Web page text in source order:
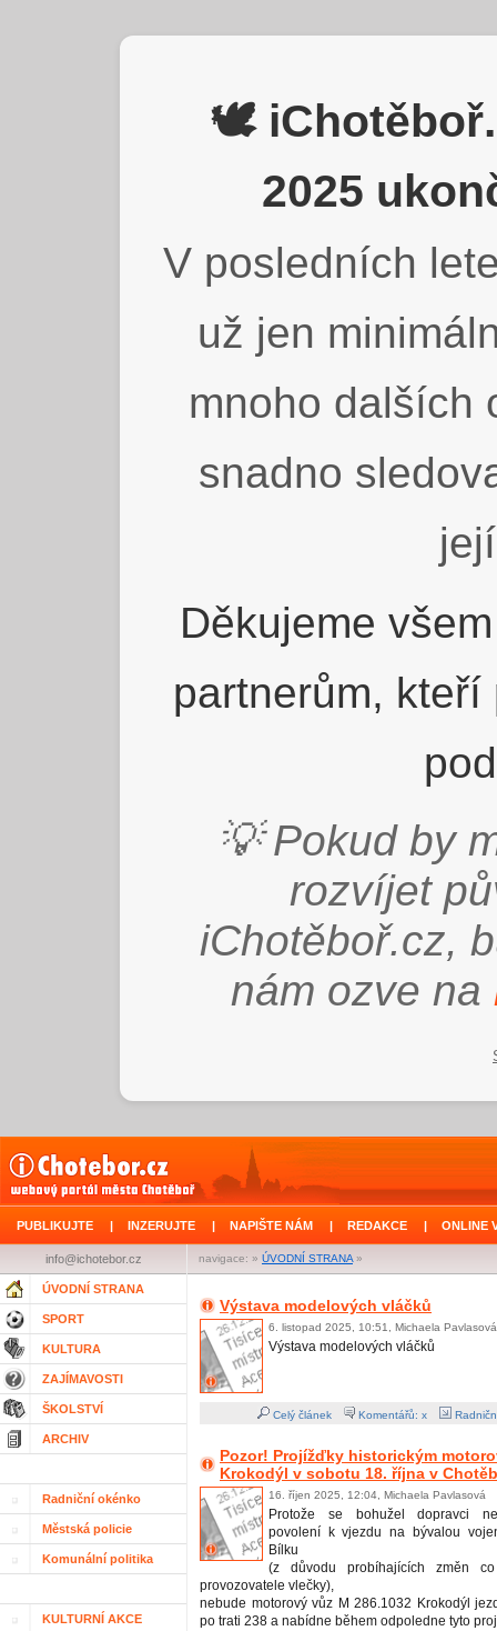
🕊️
2025
V posledních
už jen
mnoho dalších
snadno
Děkujeme
partnerům,
💡 Pokud by
rozvíjet
iChotěboř.cz,
nám ozve na
PUBLIKUJTE | INZERUJTE | NAPIŠTE NÁM | REDAKCE | ONLINE
navigace: » ÚVODNÍ STRANA »
info@ichotebor.cz
ÚVODNÍ STRANA
SPORT
KULTURA
ZAJÍMAVOSTI
ŠKOLSTVÍ
ARCHIV
Radniční okénko
Městská policie
Komunální politika
KULTURNÍ AKCE
Výstava modelových vláčků
6. listopad 2025, 10:51, Michaela Pavlasová
Výstava modelových vláčků
Celý článek Komentářů: x
Pozor! Projížďky historickým
Krokodýl v sobotu 18. října v
16. říjen 2025, 12:04, Michaela Pavlasová
Protože se bohužel dopravci
povolení k vjezdu na bývalou
Bílku
(z důvodu probíhajících změn
provozovatele vlečky),
nebude motorový vůz M 286.1032 Krokodýl
po trati 238 a nabídne během odpoledne tyto